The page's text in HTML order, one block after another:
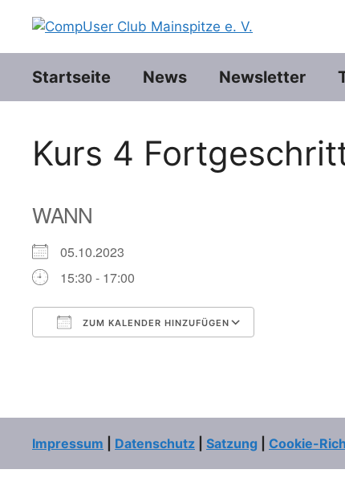
Inhalt
springen
Startseite News Newsletter
Kurs 4
WANN
05.10.2023
15:30 - 17:00
ZUM KALENDER HINZUFÜGEN
Impressum Datenschutz Satzung Cookie-